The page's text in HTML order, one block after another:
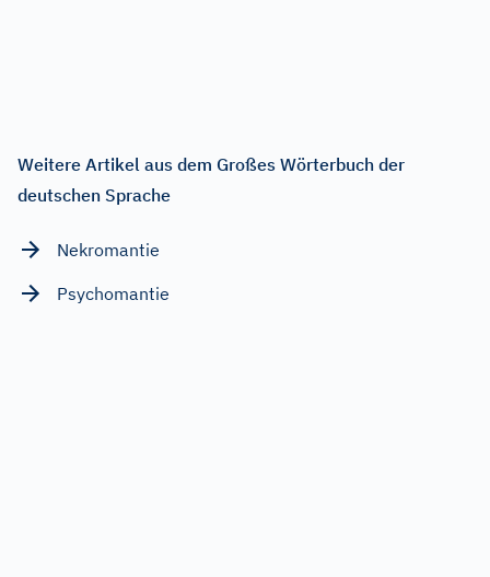
Weitere Artikel aus dem Großes Wörterbuch der
deutschen Sprache
Nekromantie
Psychomantie